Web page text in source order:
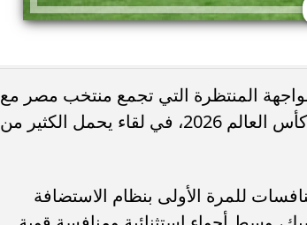
المنتظرة التي تجمع منتخب مصر مع
نظيره الأرجنتيني، ضمن منافسات دور الـ16 من بطولة كأس العالم 2026، في لقاء يحمل الكثير من
للمرة الأولى بنظام الاستضافة
أعلى سعر للشراء